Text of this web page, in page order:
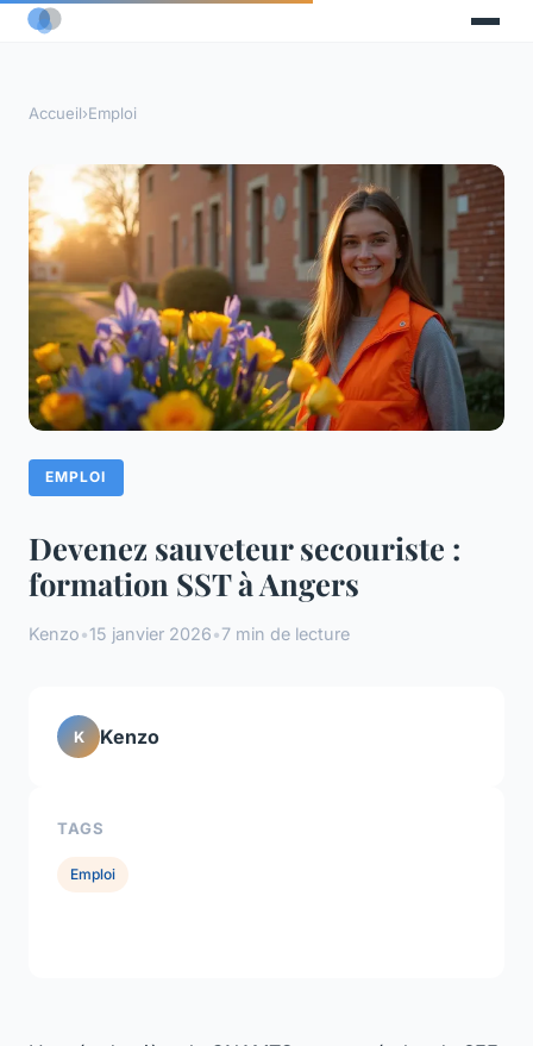
Accueil›Emploi
EMPLOI
Devenez sauveteur secouriste :
formation SST à Angers
Kenzo•15 janvier 2026•7 min de lecture
K Kenzo
TAGS
Emploi